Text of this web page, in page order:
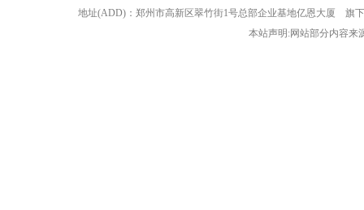
地址(ADD)：郑州市高新区翠竹街1号总部企业基地亿恩大厦 旗
本站声明:网站部分内容来